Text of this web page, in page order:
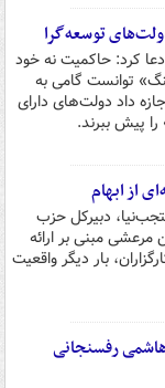
توسعه‌گرا
کرد: حاکمیت نه خود
توانست گامی به
داد دولت‌های دارای
پیش ببرند.
از ابهام
دبیرکل حزب
مبنی بر ارائه
بار دیگر واقعیت